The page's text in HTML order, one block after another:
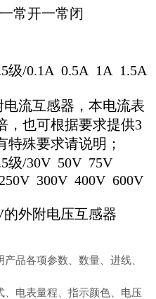
常开一常闭
级/0.1A 0.5A 1A 1.5A
流互感器，本电流表
，也可根据要求提供3
特殊要求请说明；
级/30V 50V 75V
300V 400V 600V
外附电压互感器
品各项参数、数量、进线、
电表量程、指示颜色、电压